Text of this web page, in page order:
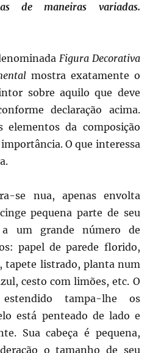
de maneiras variadas.
Figura Decorativa
mostra exatamente o
sobre aquilo que deve
declaração acima.
elementos da composição
O que interessa
se nua, apenas envolta
pequena parte de seu
um grande número de
papel de parede florido,
tapete listrado, planta num
cesto com limões, etc. O
tampa-lhe os
está penteado de lado e
Sua cabeça é pequena,
o tamanho de seu